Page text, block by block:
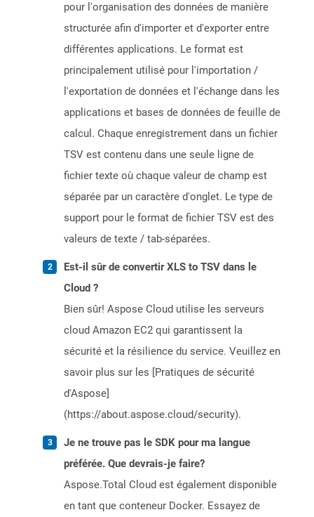
pour l'organisation des données de manière
structurée afin d'importer et d'exporter entre
différentes applications. Le format est
principalement utilisé pour l'importation /
l'exportation de données et l'échange dans les
applications et bases de données de feuille de
calcul. Chaque enregistrement dans un fichier
TSV est contenu dans une seule ligne de
fichier texte où chaque valeur de champ est
séparée par un caractère d'onglet. Le type de
support pour le format de fichier TSV est des
valeurs de texte / tab-séparées.
Est-il sûr de convertir XLS to TSV dans le
Cloud ?
Bien sûr! Aspose Cloud utilise les serveurs
cloud Amazon EC2 qui garantissent la
sécurité et la résilience du service. Veuillez en
savoir plus sur les [Pratiques de sécurité
d'Aspose]
(https://about.aspose.cloud/security).
Je ne trouve pas le SDK pour ma langue
préférée. Que devrais-je faire?
Aspose.Total Cloud est également disponible
en tant que conteneur Docker. Essayez de